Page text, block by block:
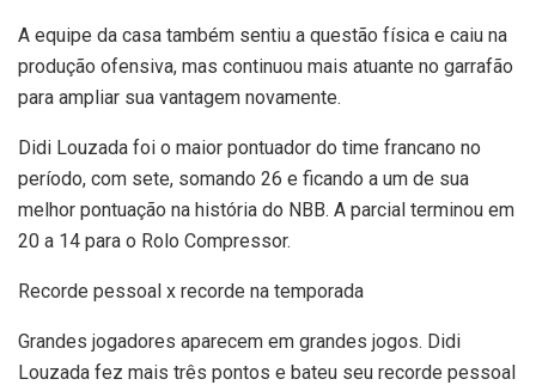
A equipe da casa também sentiu a questão física e caiu na
produção ofensiva, mas continuou mais atuante no garrafão
para ampliar sua vantagem novamente.
Didi Louzada foi o maior pontuador do time francano no
período, com sete, somando 26 e ficando a um de sua
melhor pontuação na história do NBB. A parcial terminou em
20 a 14 para o Rolo Compressor.
Recorde pessoal x recorde na temporada
Grandes jogadores aparecem em grandes jogos. Didi
Louzada fez mais três pontos e bateu seu recorde pessoal